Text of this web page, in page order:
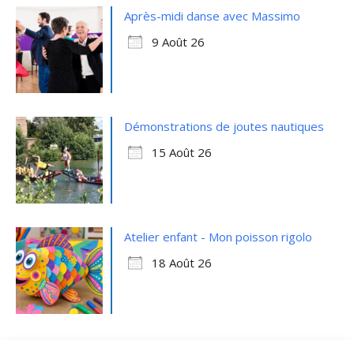
Après-midi danse avec Massimo
9 Août 26
Démonstrations de joutes nautiques
15 Août 26
Atelier enfant - Mon poisson rigolo
18 Août 26